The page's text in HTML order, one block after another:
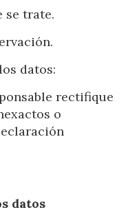
se trate.
datos:
rectifique
o
datos